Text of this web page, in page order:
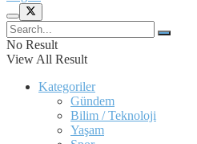
No Result
View All Result
Kategoriler
Gündem
Bilim / Teknoloji
Yaşam